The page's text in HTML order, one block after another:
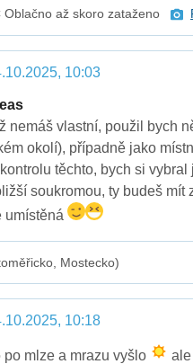
Oblačno až skoro zataženo
10:03
nemáš vlastní, použil bych
okolí), případně jako
těchto, bych si
soukromou, ty budeš mít
umístěná
Mostecko)
10:18
po mlze a mrazu vyšlo